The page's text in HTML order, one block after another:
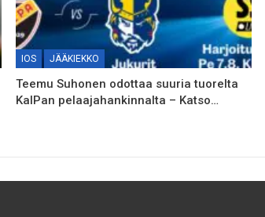
IOS JÄÄKIEKKO
Teemu Suhonen odottaa suuria tuorelta
KalPan pelaajahankinnalta – Katso…